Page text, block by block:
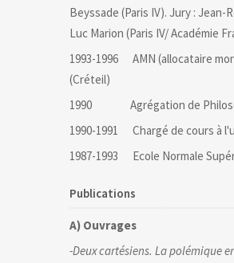
Beyssade (Paris IV). Jury :
Luc Marion (Paris IV/ Académie
1993-1996 AMN (allocataire
(Créteil)
1990 Agrégation de
1990-1991 Chargé de cours à
1987-1993 Ecole Normale
Publications
A) Ouvrages
-Deux cartésiens. La polémique